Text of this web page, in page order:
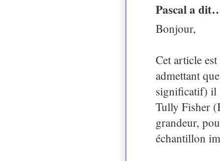
Pascal a
Bonjour,
Cet article
admettant
significatif) il
Tully Fisher
grandeur,
échantillon